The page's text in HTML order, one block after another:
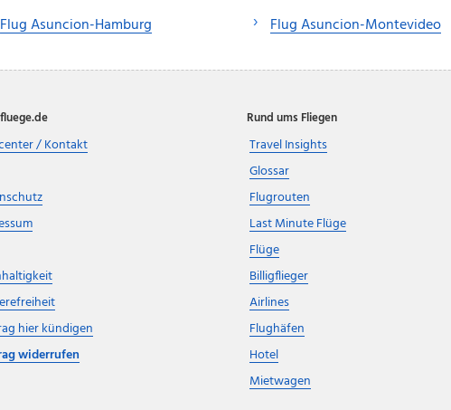
Flug Asuncion-Hamburg
Flug Asuncion-Montevideo